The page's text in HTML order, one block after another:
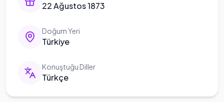
22 Ağustos 1873
Doğum Yeri
Türkiye
Konuştuğu Diller
Türkçe